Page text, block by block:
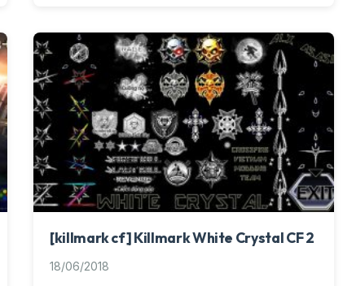
[killmark cf] Killmark White Crystal CF 2
18/06/2018